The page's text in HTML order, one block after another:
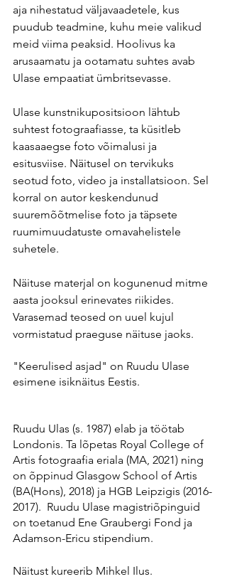
aja nihestatud väljavaadetele, kus
puudub teadmine, kuhu meie valikud
meid viima peaksid. Hoolivus ka
arusaamatu ja ootamatu suhtes avab
Ulase empaatiat ümbritsevasse.
Ulase kunstnikupositsioon lähtub
suhtest fotograafiasse, ta küsitleb
kaasaaegse foto võimalusi ja
esitusviise. Näitusel on tervikuks
seotud foto, video ja installatsioon. Sel
korral on autor keskendunud
suuremõõtmelise foto ja täpsete
ruumimuudatuste omavahelistele
suhetele.
Näituse materjal on kogunenud mitme
aasta jooksul erinevates riikides.
Varasemad teosed on uuel kujul
vormistatud praeguse näituse jaoks.
"Keerulised asjad" on Ruudu Ulase
esimene isiknäitus Eestis.
Ruudu Ulas (s. 1987) elab ja töötab
Londonis. Ta lõpetas Royal College of
Artis fotograafia eriala (MA, 2021) ning
on õppinud Glasgow School of Artis
(BA(Hons), 2018) ja HGB Leipzigis (2016-
2017).  Ruudu Ulase magistriõpinguid
on toetanud Ene Graubergi Fond ja
Adamson-Ericu stipendium.
Näitust kureerib Mihkel Ilus.